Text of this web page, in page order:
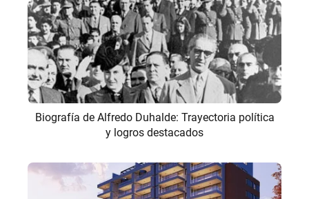
Biografía de Alfredo Duhalde: Trayectoria política
y logros destacados